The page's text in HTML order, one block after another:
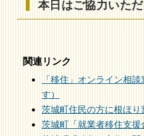
関連リンク
「移住」オンライン相
す）
茨城町住民の方に根ほり
茨城町「就業者移住支援